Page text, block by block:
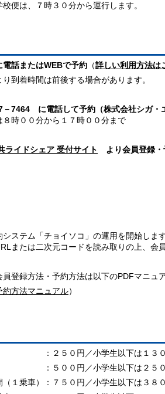
便は、７時３０分から運行します。
話またはWEBで予約 （詳しい利用方法は
到着時間は前後する場合があります。
－7464 に電話して予約（株式会社シガ・
時００分から１７時００分まで
ライドシェア 受付サイト より会員登録
ステム「チョイソコ」の運用を開始しま
または二次元コードを読み取りの上、会
登録方法・予約方法は以下のPDFマニュ
約方法マニュアル）
：２５０円／小学生以下は１３
） ：５００円／小学生以下は２５
１乗車）：７５０円／小学生以下は３８